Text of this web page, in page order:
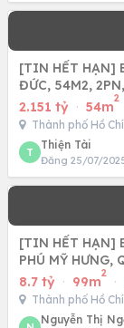
[TIN HẾT HẠN]
ĐỨC, 54M2,
2.151 tỷ · 54m
2
Thành phố Hồ
T
Thiện Tài
Đăng 25/07/
[TIN HẾT HẠN]
PHÚ MỸ HƯNG,
8.7 tỷ · 99m
2
·
Thành phố Hồ
Nguyễn Thị